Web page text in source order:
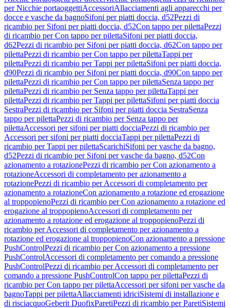
per Nicchie portaoggettiAccessoriAllacciamenti agli apparecchi per
docce e vasche da bagnoSifoni per piatti doccia, d52Pezzi di
ricambio per Sifoni per piatti doccia, d52Con tappo per pilettaPezzi
di ricambio per Con tappo per pilettaSifoni per piatti doccia,
d62Pezzi di ricambio per Sifoni per piatti doccia, d62Con tappo per
pilettaPezzi di ricambio per Con tappo per pilettaTappi per
pilettaPezzi di ricambio per Tappi per pilettaSifoni per piatti doccia,
d90Pezzi di ricambio per Sifoni per piatti doccia, d90Con tappo per
pilettaPezzi di ricambio per Con tappo per pilettaSenza tappo per
pilettaPezzi di ricambio per Senza tappo per pilettaTappi per
pilettaPezzi di ricambio per Tappi per pilettaSifoni per piatti doccia
SestraPezzi di ricambio per Sifoni per piatti doccia SestraSenza
tappo per pilettaPezzi di ricambio per Senza tappo per
pilettaAccessori per sifoni per piatti docciaPezzi di ricambio per
Accessori per sifoni per piatti docciaTappi per pilettaPezzi di
ricambio per Tappi per pilettaScarichiSifoni per vasche da bagno,
d52Pezzi di ricambio per Sifoni per vasche da bagno, d52Con
azionamento a rotazionePezzi di ricambio per Con azionamento a
rotazioneAccessori di completamento per azionamento a
rotazionePezzi di ricambio per Accessori di completamento per
azionamento a rotazioneCon azionamento a rotazione ed erogazione
al troppopienoPezzi di ricambio per Con azionamento a rotazione ed
erogazione al troppopienoAccessori di completamento per
azionamento a rotazione ed erogazione al troppopienoPezzi di
ricambio per Accessori di completamento per azionamento a
rotazione ed erogazione al troppopienoCon azionamento a pressione
PushControlPezzi di ricambio per Con azionamento a pressione
PushControlAccessori di completamento per comando a pressione
PushControlPezzi di ricambio per Accessori di completamento per
comando a pressione PushControlCon tappo per pilettaPezzi di
ricambio per Con tappo per pilettaAccessori per sifoni per vasche da
bagnoTappi per pilettaAllacciamenti idriciSistemi di installazione e
di risciacquoGeberit DuofixParetiPezzi di ricambio per ParetiSistemi